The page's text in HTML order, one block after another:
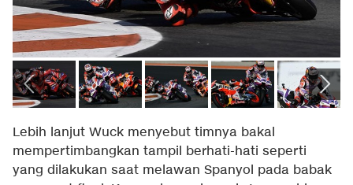
Lebih lanjut Wuck menyebut timnya bakal
mempertimbangkan tampil berhati-hati seperti
yang dilakukan saat melawan Spanyol pada babak